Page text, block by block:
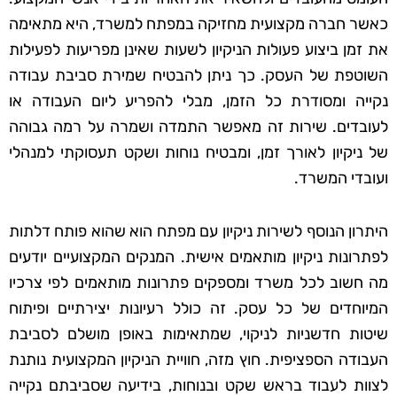
כאשר חברה מקצועית מחזיקה במפתח למשרד, היא מתאימה
את זמן ביצוע פעולות הניקיון לשעות שאינן מפריעות לפעילות
השוטפת של העסק. כך ניתן להבטיח שמירת סביבת עבודה
נקייה ומסודרת כל הזמן, מבלי להפריע ליום העבודה או
לעובדים. שירות זה מאפשר התמדה ושמרה על רמה גבוהה
של ניקיון לאורך זמן, ומבטיח נוחות ושקט תעסוקתי למנהלי
ועובדי המשרד.
היתרון הנוסף לשירות ניקיון עם מפתח הוא שהוא פותח דלתות
לפתרונות ניקיון מותאמים אישית. המנקים המקצועיים יודעים
מה חשוב לכל משרד ומספקים פתרונות מותאמים לפי צרכיו
המיוחדים של כל עסק. זה כולל רעיונות יצירתיים ופיתוח
שיטות חדשניות לניקוי, שמתאימות באופן מושלם לסביבת
העבודה הספציפית. חוץ מזה, חוויית הניקיון המקצועית נותנת
לצוות לעבוד בראש שקט ובנוחות, בידיעה שסביבתם נקייה